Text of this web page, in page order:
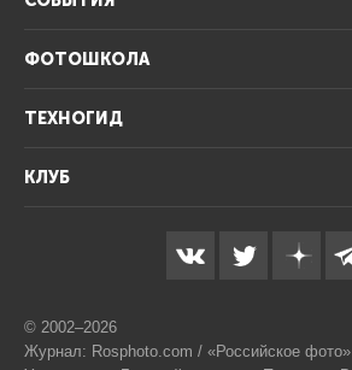
ФОТОШКОЛА
ТЕХНОГИД
КЛУБ
© 2002–2026
Журнал: Rosphoto.com / «Российское фото»